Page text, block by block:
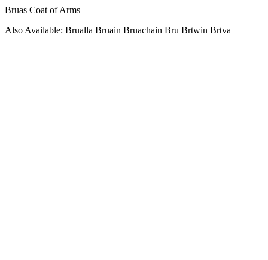
Bruas Coat of Arms
Also Available: Brualla Bruain Bruachain Bru Brtwin Brtva